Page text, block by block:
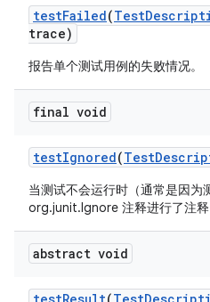
testFailed(Test
trace)
报告单个测试用例的失败情况。
final void
testIgnored(Test
当测试不会运行时（通常是因为
org.junit.Ignore 注释进行了注释
abstract void